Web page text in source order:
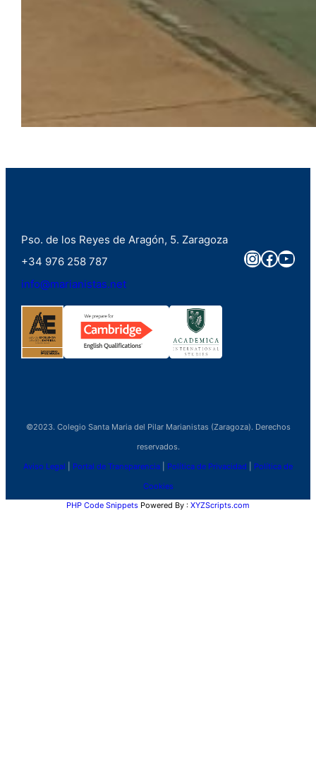
Pso. de los Reyes de Aragón, 5. Zaragoza
+34 976 258 787
info@marianistas.net
©2023. Colegio Santa Maria del Pilar Marianistas (Zaragoza). Derechos
reservados.
Aviso Legal Portal de Transparencia Política de Privacidad Política de
Cookies
PHP Code Snippets Powered By : XYZScripts.com